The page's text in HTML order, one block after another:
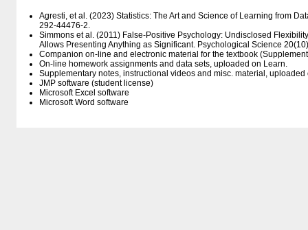
Agresti, et al. (2023) Statistics: The Art and Science of Learning from
292-44476-2.
Simmons et al. (2011) False-Positive Psychology: Undisclosed
Allows Presenting Anything as Significant. Psychological Science
Companion on-line and electronic material for the textbook
On-line homework assignments and data sets, uploaded on Learn.
Supplementary notes, instructional videos and misc. material, uploaded
JMP software (student license)
Microsoft Excel software
Microsoft Word software